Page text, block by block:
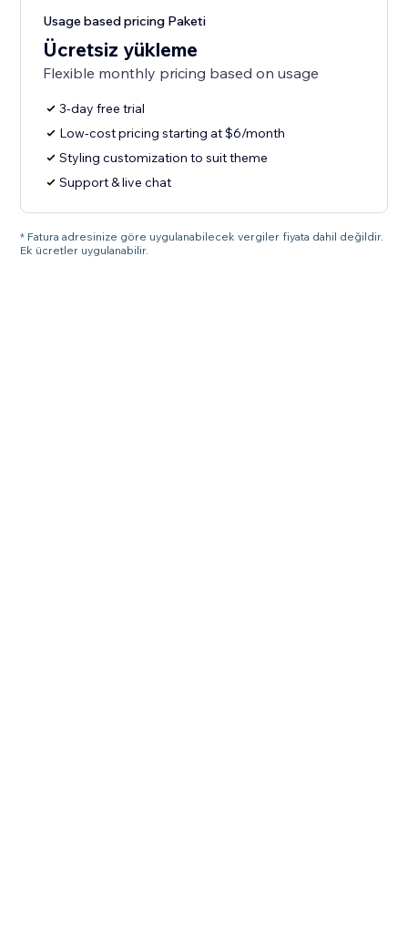
Usage based pricing Paketi
Ücretsiz yükleme
Flexible monthly pricing based on usage
3-day free trial
Low-cost pricing starting at $6/month
Styling customization to suit theme
Support & live chat
* Fatura adresinize göre uygulanabilecek vergiler fiyata dahil değildir.
Ek ücretler uygulanabilir.